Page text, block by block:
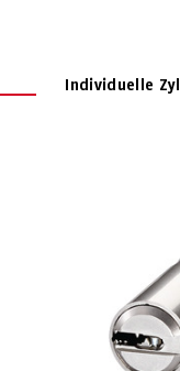
Individuelle